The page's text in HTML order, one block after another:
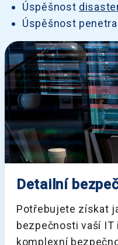
Úspěšnost
Úspěšnost
Detailní
Potřebujete získat
bezpečnosti vaší
komplexní